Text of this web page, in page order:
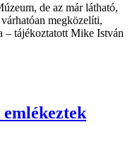
de az már látható,
megközelíti,
– tájékoztatott Mike István